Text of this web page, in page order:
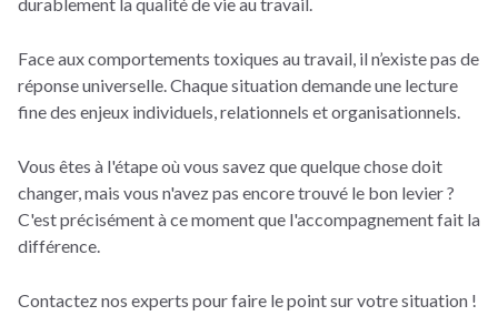
Face aux comportements toxiques au travail, il n’existe pas de
réponse universelle. Chaque situation demande une lecture
fine des enjeux individuels, relationnels et organisationnels.
Vous êtes à l'étape où vous savez que quelque chose doit
changer, mais vous n'avez pas encore trouvé le bon levier ?
C'est précisément à ce moment que l'accompagnement fait la
différence.
Contactez nos experts pour faire le point sur votre situation !